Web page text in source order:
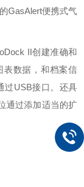
GasAlert便携式气
II创建准确和
数据， 和档案信
过USB接口。还具
通过添加适当的扩